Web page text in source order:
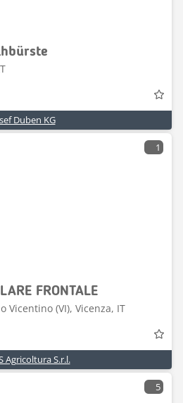
Duben KG
1
FRONTALE
Vicentino (VI), Vicenza, IT
Agricoltura S.r.l.
5